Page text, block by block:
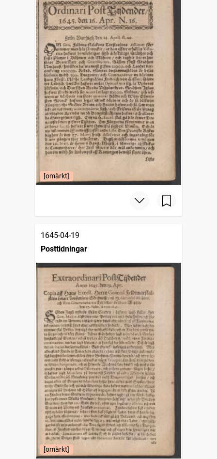
[omärkt]
1645-04-19
Posttidningar
[omärkt]